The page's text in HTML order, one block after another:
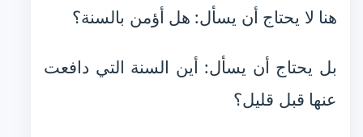
هنا لا يحتاج أن يسأل: هل أؤمن بالسنة؟
بل يحتاج أن يسأل: أين السنة التي دافعت
عنها قبل قليل؟